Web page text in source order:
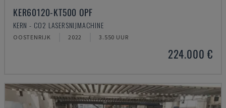
KER60120-KT500 OPF
KERN - CO2 LASERSNIJMACHINE
OOSTENRIJK 2022 3.550 UUR
224.000 €